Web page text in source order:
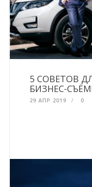
5 СОВЕТОВ
БИЗНЕС-
29 АПР 2019 0